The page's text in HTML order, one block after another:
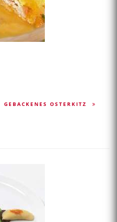
GEBACKENES OSTERKITZ